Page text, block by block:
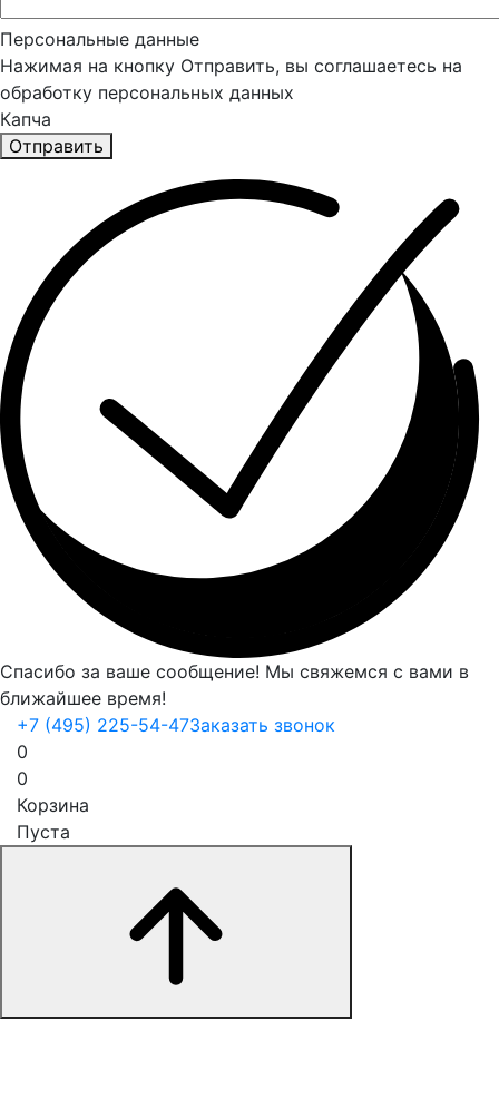
Персональные данные
Нажимая на кнопку Отправить, вы соглашаетесь на
обработку персональных данных
Капча
Отправить
Спасибо за ваше сообщение! Мы свяжемся с вами в
ближайшее время!
+7 (495) 225-54-47Заказать звонок
0
0
Корзина
Пуста